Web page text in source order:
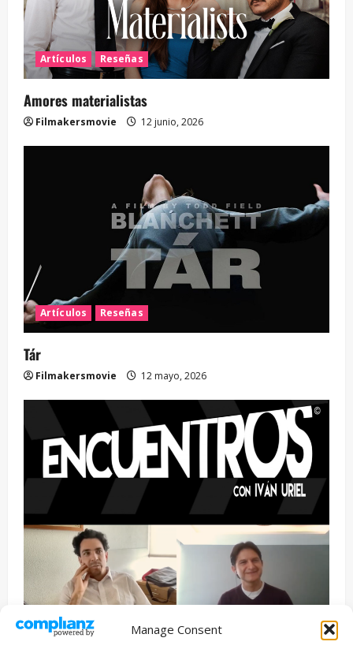
Manage Consent
Artículos Reseñas
Amores materialistas
Filmakersmovie 12 junio, 2026
Artículos Reseñas
Tár
Filmakersmovie 12 mayo, 2026
Entrevista Series